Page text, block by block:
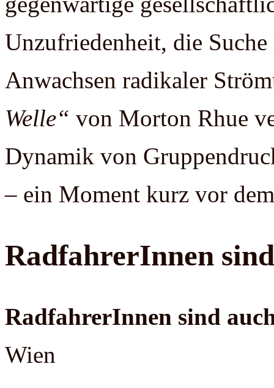
Unzufriedenheit, die
Anwachsen radikaler
Welle“ von Morton Rhue
Dynamik von
– ein Moment kurz vor
RadfahrerInnen
RadfahrerInnen sind
Wien